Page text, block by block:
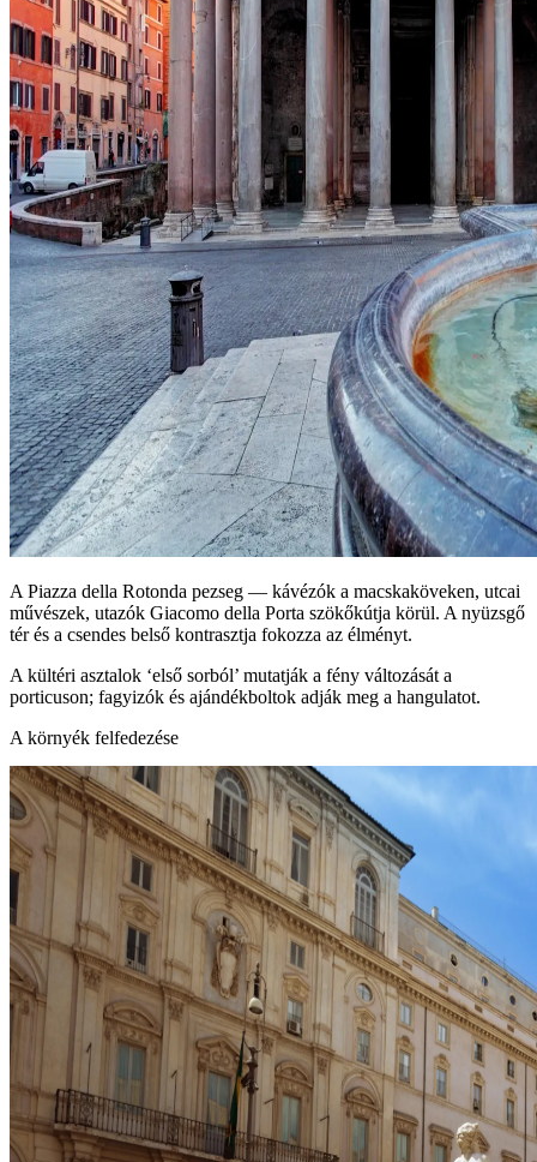
A Piazza della Rotonda pezseg — kávézók a macskaköveken, utcai
művészek, utazók Giacomo della Porta szökőkútja körül. A nyüzsgő
tér és a csendes belső kontrasztja fokozza az élményt.
A kültéri asztalok ‘első sorból’ mutatják a fény változását a
porticuson; fagyizók és ajándékboltok adják meg a hangulatot.
A környék felfedezése